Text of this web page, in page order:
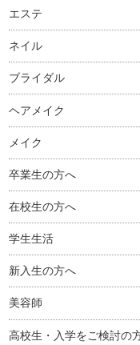
エステ
ネイル
ブライダル
ヘアメイク
メイク
卒業生の方へ
在校生の方へ
学生生活
新入生の方へ
美容師
高校生・入学をご検討の